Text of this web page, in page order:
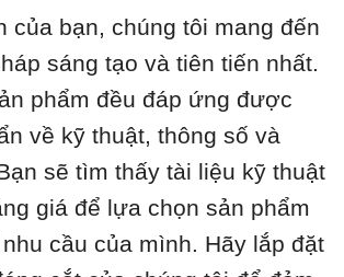
của bạn, chúng tôi mang đến
sáng tạo và tiên tiến nhất.
phẩm đều đáp ứng được
về kỹ thuật, thông số và
sẽ tìm thấy tài liệu kỹ thuật
giá để lựa chọn sản phẩm
cầu của mình. Hãy lắp đặt